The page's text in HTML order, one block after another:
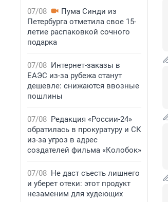
07/08
Пума Синди из
Петербурга отметила свое 15-
летие распаковкой сочного
подарка
07/08 Интернет-заказы в
ЕАЭС из-за рубежа станут
дешевле: снижаются ввозные
пошлины
07/08 Редакция «России-24»
обратилась в прокуратуру и СК
из-за угроз в адрес
создателей фильма «Колобок»
07/08 Не даст съесть лишнего
и уберет отеки: этот продукт
незаменим для худеющих